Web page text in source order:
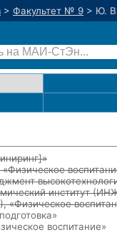
> Факультет № 9 > Ю.
»
«Физическое
институт
, «Физическое
воспитание»